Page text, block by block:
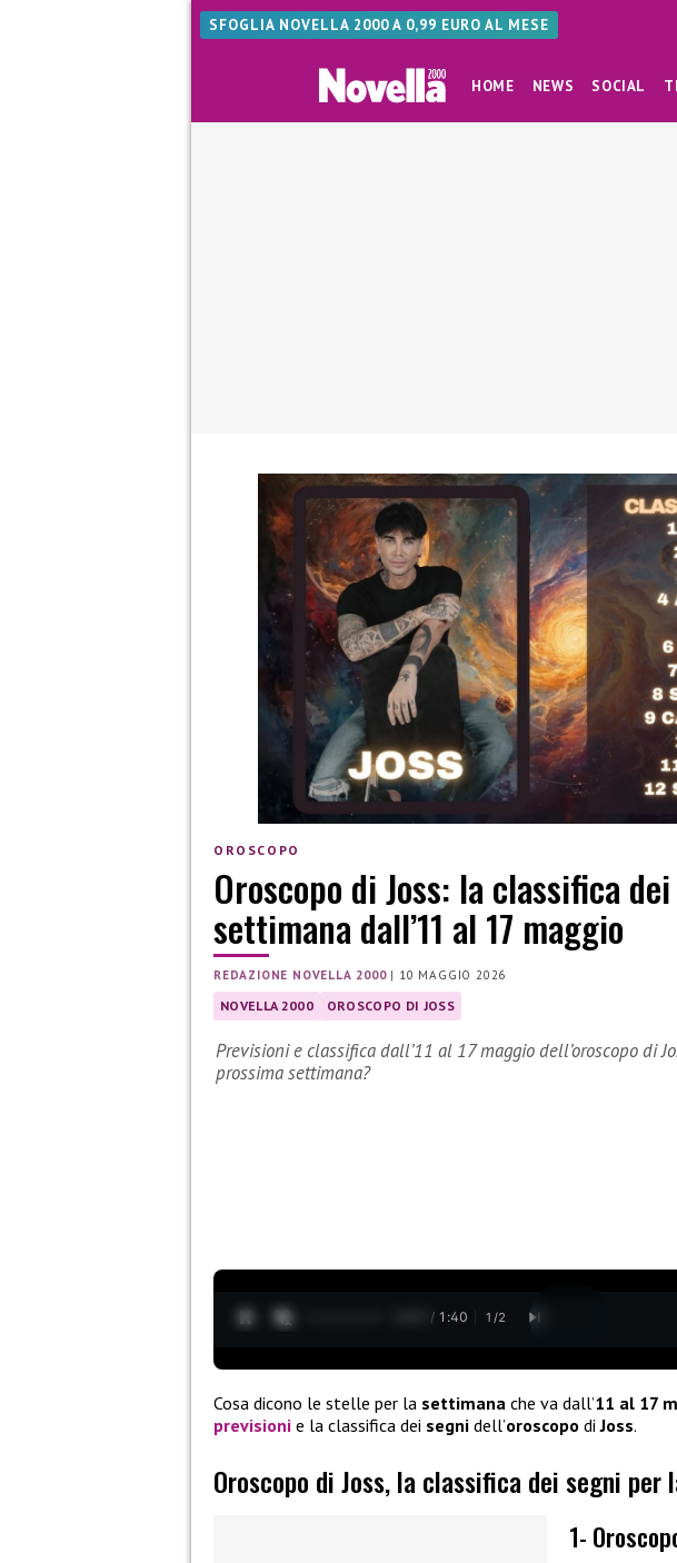
SFOGLIA NOVELLA 2000 A 0,99 EURO AL MESE
HOME NEWS SOCIAL
OROSCOPO
Oroscopo di Joss: la classifica
settimana dall’11 al 17 maggio
REDAZIONE NOVELLA 2000| 10 MAGGIO 2026
NOVELLA 2000 OROSCOPO DI JOSS
Previsioni e classifica dall’11 al 17 maggio dell’oroscopo di
prossima settimana?
0:28 / 1:40 1 /2
Cosa dicono le stelle per la settimana che va dall’11 al 17
previsioni e la classifica dei segni dell’oroscopo diJoss.
Oroscopo di Joss, la classifica dei segni
1-